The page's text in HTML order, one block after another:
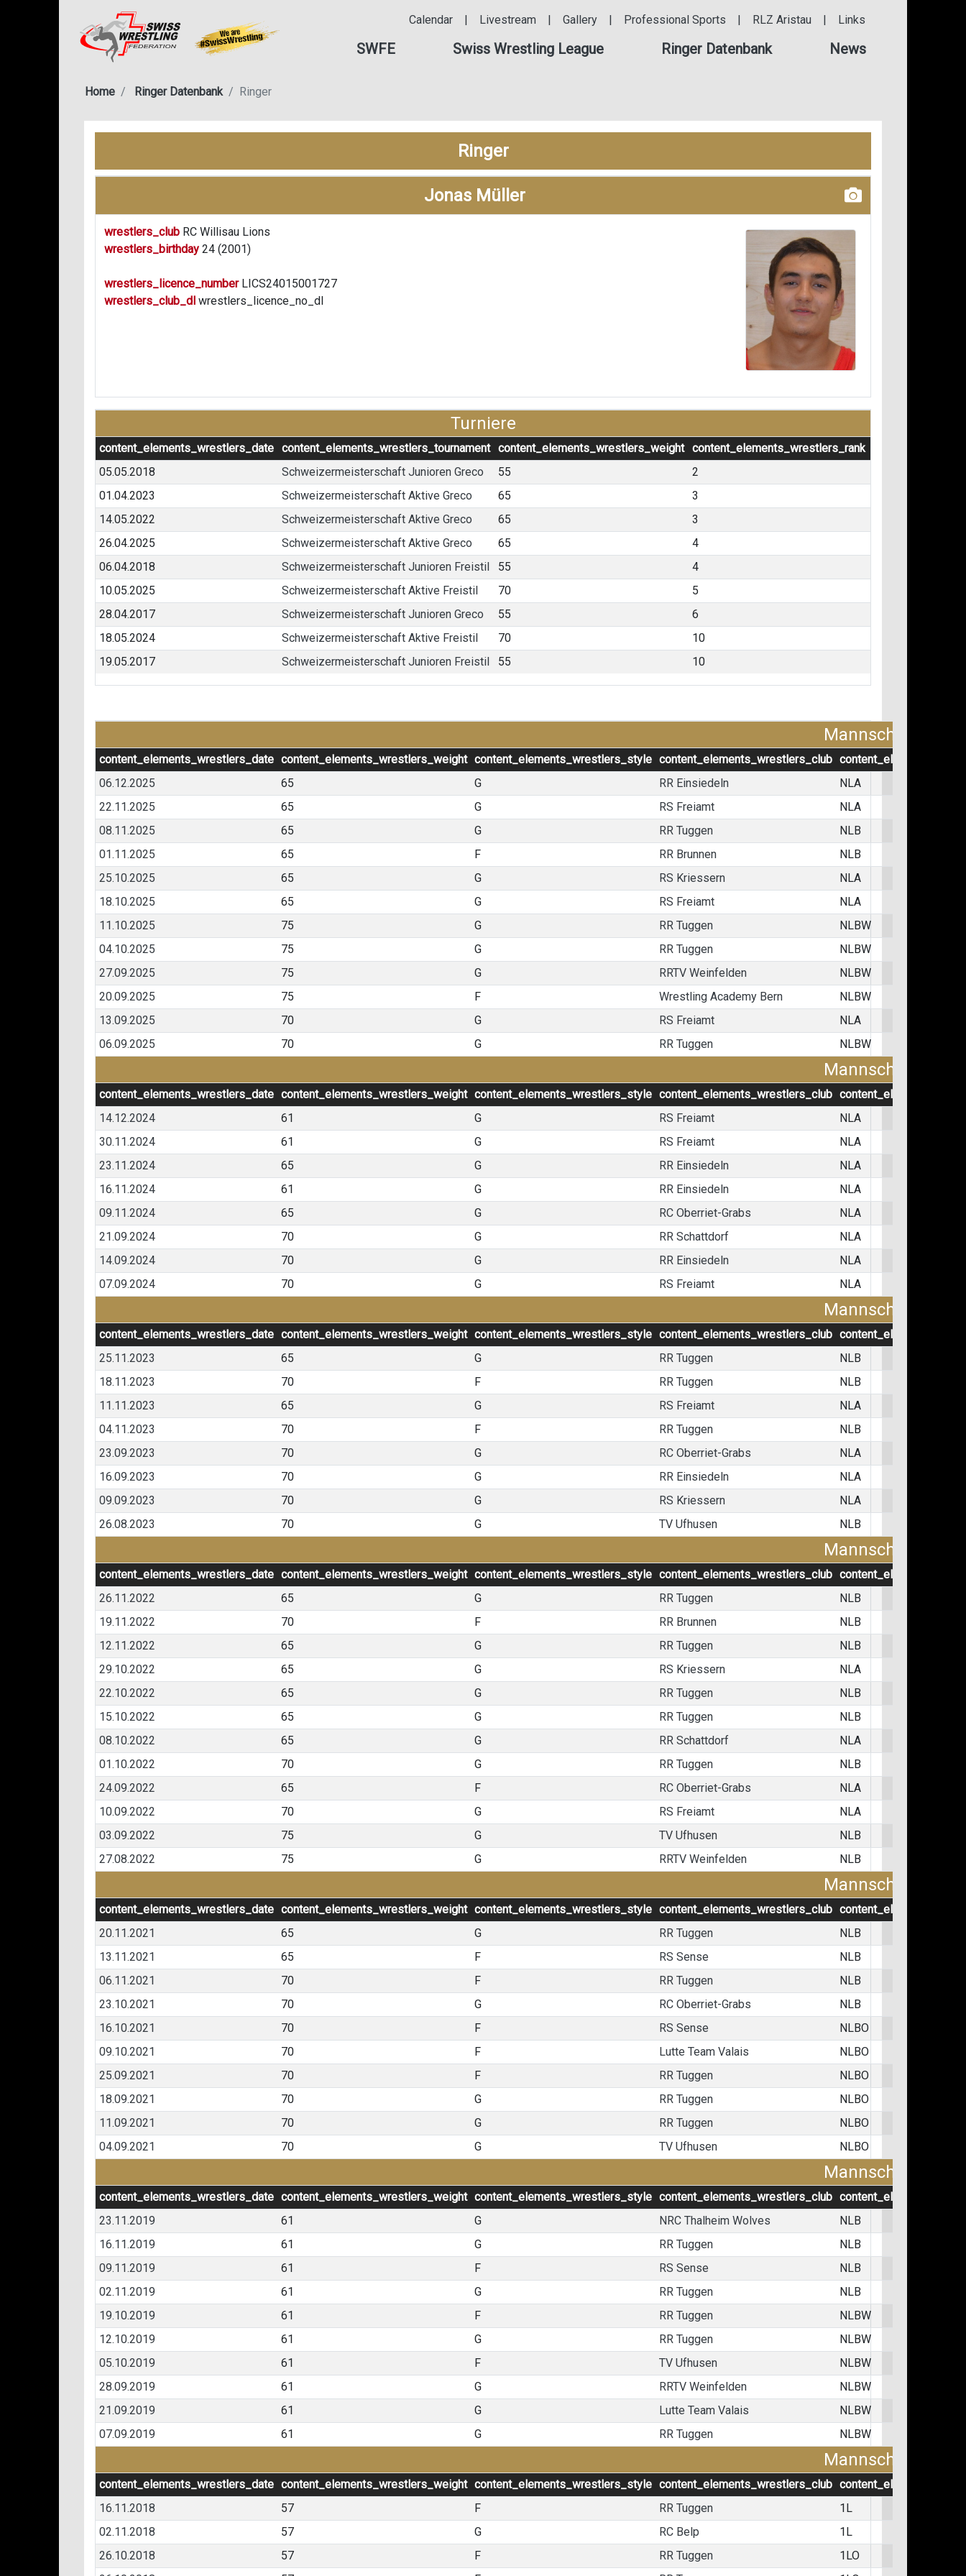
Links
|
RLZ Aristau
|
Professional Sports
|
Gallery
|
Livestream
|
Calendar
SWFE Swiss Wrestling League Ringer Datenbank News
Home Ringer Datenbank Ringer
Ringer
Jonas Müller
wrestlers_club RC Willisau Lions
wrestlers_birthday 24 (2001)
wrestlers_licence_numberLICS24015001727
wrestlers_club_dl wrestlers_licence_no_dl
Turniere
content_elements_wrestlers_date content_elements_wrestlers_tournament content_elements_wrestlers_weight content_elements_wrestlers_rank
05.05.2018
Schweizermeisterschaft Junioren Greco 55
2
01.04.2023
Schweizermeisterschaft Aktive Greco 65
3
14.05.2022
Schweizermeisterschaft Aktive Greco 65
3
26.04.2025
Schweizermeisterschaft Aktive Greco 65
4
06.04.2018
Schweizermeisterschaft Junioren Freistil 55
4
10.05.2025
Schweizermeisterschaft Aktive Freistil 70
5
28.04.2017
Schweizermeisterschaft Junioren Greco 55
6
18.05.2024
Schweizermeisterschaft Aktive Freistil 70
10
19.05.2017
Schweizermeisterschaft Junioren Freistil 55 10
content_elements_wrestlers_date content_elements_wrestlers_weight content_elements_wrestlers_style content_elements_wrestlers_club
06.12.2025
65 G RR Einsiedeln
NLA
22.11.2025
65 G RS Freiamt
NLA
08.11.2025
65 G RR Tuggen
NLB
01.11.2025
65 F RR Brunnen
NLB
25.10.2025
65 G RS Kriessern
NLA
18.10.2025
65 G RS Freiamt
NLA
11.10.2025
75 G RR Tuggen
NLBW
04.10.2025
75 G RR Tuggen
NLBW
27.09.2025
75 G RRTV Weinfelden
NLBW
20.09.2025
75 F Wrestling Academy Bern
NLBW
13.09.2025
70 G RS Freiamt
NLA
06.09.2025
70 G RR Tuggen NLBW
content_elements_wrestlers_date content_elements_wrestlers_weight content_elements_wrestlers_style content_elements_wrestlers_club
14.12.2024
61 G RS Freiamt
NLA
30.11.2024
61 G RS Freiamt
NLA
23.11.2024
65 G RR Einsiedeln
NLA
16.11.2024
61 G RR Einsiedeln
NLA
09.11.2024
65 G RC Oberriet-Grabs
NLA
21.09.2024
70 G RR Schattdorf
NLA
14.09.2024
70 G RR Einsiedeln
NLA
07.09.2024
70 G RS Freiamt NLA
content_elements_wrestlers_date content_elements_wrestlers_weight content_elements_wrestlers_style content_elements_wrestlers_club
25.11.2023
65 G RR Tuggen
NLB
18.11.2023
70 F RR Tuggen
NLB
11.11.2023
65 G RS Freiamt
NLA
04.11.2023
70 F RR Tuggen
NLB
23.09.2023
70 G RC Oberriet-Grabs
NLA
16.09.2023
70 G RR Einsiedeln
NLA
09.09.2023
70 G RS Kriessern
NLA
26.08.2023
70 G TV Ufhusen NLB
content_elements_wrestlers_date content_elements_wrestlers_weight content_elements_wrestlers_style content_elements_wrestlers_club
26.11.2022
65 G RR Tuggen
NLB
19.11.2022
70 F RR Brunnen
NLB
12.11.2022
65 G RR Tuggen
NLB
29.10.2022
65 G RS Kriessern
NLA
22.10.2022
65 G RR Tuggen
NLB
15.10.2022
65 G RR Tuggen
NLB
08.10.2022
65 G RR Schattdorf
NLA
01.10.2022
70 G RR Tuggen
NLB
24.09.2022
65 F RC Oberriet-Grabs
NLA
10.09.2022
70 G RS Freiamt
NLA
03.09.2022
75 G TV Ufhusen
NLB
27.08.2022
75 G RRTV Weinfelden NLB
content_elements_wrestlers_date content_elements_wrestlers_weight content_elements_wrestlers_style content_elements_wrestlers_club
20.11.2021
65 G RR Tuggen
NLB
13.11.2021
65 F RS Sense
NLB
06.11.2021
70 F RR Tuggen
NLB
23.10.2021
70 G RC Oberriet-Grabs
NLB
16.10.2021
70 F RS Sense
NLBO
09.10.2021
70 F Lutte Team Valais
NLBO
25.09.2021
70 F RR Tuggen
NLBO
18.09.2021
70 G RR Tuggen
NLBO
11.09.2021
70 G RR Tuggen
NLBO
04.09.2021
70 G TV Ufhusen NLBO
content_elements_wrestlers_date content_elements_wrestlers_weight content_elements_wrestlers_style content_elements_wrestlers_club
23.11.2019
61 G NRC Thalheim Wolves
NLB
16.11.2019
61 G RR Tuggen
NLB
09.11.2019
61 F RS Sense
NLB
02.11.2019
61 G RR Tuggen
NLB
19.10.2019
61 F RR Tuggen
NLBW
12.10.2019
61 G RR Tuggen
NLBW
05.10.2019
61 F TV Ufhusen
NLBW
28.09.2019
61 G RRTV Weinfelden
NLBW
21.09.2019
61 G Lutte Team Valais
NLBW
07.09.2019
61 G RR Tuggen NLBW
content_elements_wrestlers_date content_elements_wrestlers_weight content_elements_wrestlers_style content_elements_wrestlers_club
16.11.2018
57 F RR Tuggen
1L
02.11.2018
57 G RC Belp
1L
26.10.2018
57 F RR Tuggen
1LO